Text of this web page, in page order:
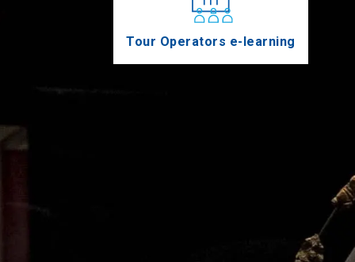
Tour Operators e-learning